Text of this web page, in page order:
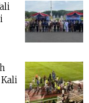
Kali